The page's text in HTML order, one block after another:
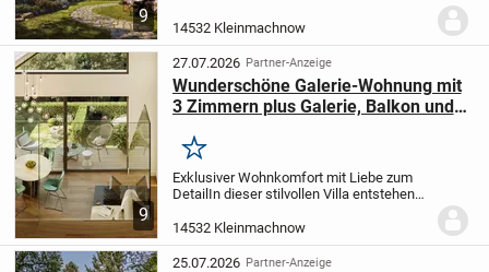
9
mit höchster Sorgfalt und einem feinen
Gespür für Design, Komfort und Qualität...
14532 Kleinmachnow
9
27.07.2026 Partner-Anzeige
Wunderschöne Galerie-Wohnung mit
3 Zimmern plus Galerie, Balkon und
Merken
Exklusiver Wohnkomfort mit Liebe zum
DetailIn dieser stilvollen Villa entstehen
mit höchster Sorgfalt und einem feinen
Gespür für Design, Komfort und Qualität...
14532 Kleinmachnow
25.07.2026 Partner-Anzeige